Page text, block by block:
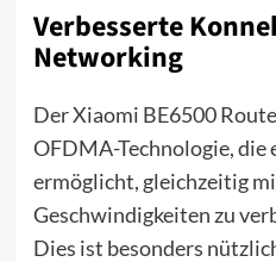
Verbesserte
Networking
Der Xiaomi BE6500
OFDMA-Technologie, die
ermöglicht, gleichzeitig
Geschwindigkeiten zu
Dies ist besonders